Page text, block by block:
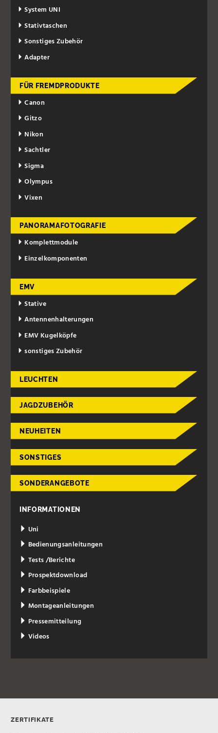
System UNI
Stativtaschen
Sonstiges Zubehör
Adapter
FÜR FREMDPRODUKTE
Canon
Gitzo
Nikon
Sachtler
Sigma
Olympus
Vixen
PANORAMAFOTOGRAFIE
Komplettmodule
Einzelkomponenten
EMV
Stative
Antennenhalterungen
EMV Kugelköpfe
sonstiges Zubehör
LEUCHTEN
JAGDZUBEHÖR
NEUHEITEN
SONSTIGES
SONDERANGEBOTE
INFORMATIONEN
Uni
Bedienungsanleitungen
Tests /Berichte
Prospektdownload
Farbbeispiele
Montageanleitungen
Pressemitteilung
Videos
ZERTIFIKATE